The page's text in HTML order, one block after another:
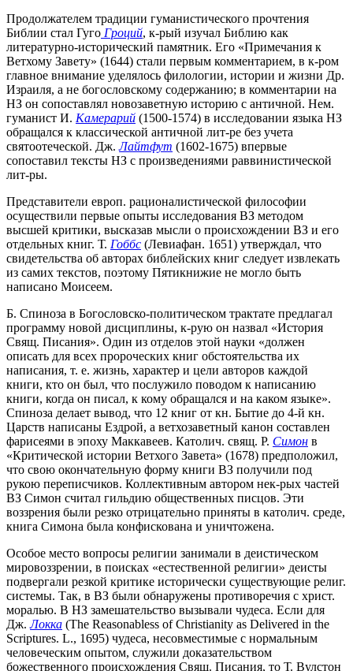
Продолжателем традиции гуманистического прочтения
Библии стал Гуго Гроций, к-рый изучал Библию как
литературно-исторический памятник. Его «Примечания к
Ветхому Завету» (1644) стали первым комментарием, в к-ром
главное внимание уделялось филологии, истории и жизни Др.
Израиля, а не богословскому содержанию; в комментарии на
НЗ он сопоставлял новозаветную историю с античной. Нем.
гуманист И. Камерарий (1500-1574) в исследовании языка НЗ
обращался к классической античной лит-ре без учета
святоотеческой. Дж.Лайтфут (1602-1675) впервые
сопоставил тексты НЗ с произведениями раввинистической
лит-ры.
Представители европ. рационалистической философии
осуществили первые опыты исследования ВЗ методом
высшей критики, высказав мысли о происхождении ВЗ и его
отдельных книг. Т. Гоббс (Левиафан. 1651) утверждал, что
свидетельства об авторах библейских книг следует извлекать
из самих текстов, поэтому Пятикнижие не могло быть
написано Моисеем.
Б. Спиноза в Богословско-политическом трактате предлагал
программу новой дисциплины, к-рую он назвал «История
Свящ. Писания». Один из отделов этой науки «должен
описать для всех пророческих книг обстоятельства их
написания, т. е. жизнь, характер и цели авторов каждой
книги, кто он был, что послужило поводом к написанию
книги, когда он писал, к кому обращался и на каком языке».
Спиноза делает вывод, что 12 книг от кн. Бытие до 4-й кн.
Царств написаны Ездрой, а ветхозаветный канон составлен
фарисеями в эпоху Маккавеев. Католич. свящ. Р. Симон в
«Критической истории Ветхого Завета» (1678) предположил,
что свою окончательную форму книги ВЗ получили под
рукою переписчиков. Коллективным автором нек-рых частей
ВЗ Симон считал гильдию общественных писцов. Эти
воззрения были резко отрицательно приняты в католич. среде,
книга Симона была конфискована и уничтожена.
Особое место вопросы религии занимали в деистическом
мировоззрении, в поисках «естественной религии» деисты
подвергали резкой критике исторически существующие религ.
системы. Так, в ВЗ были обнаружены противоречия с христ.
моралью. В НЗ замешательство вызывали чудеса. Если для
Дж.Локка (The Reasonabless of Christianity as Delivered in the
Scriptures. L., 1695) чудеса, несовместимые с нормальным
человеческим опытом, служили доказательством
божественного происхождения Свящ. Писания, то Т. Вулстон